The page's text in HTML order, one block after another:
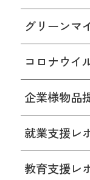
グリーンマ
コロナウイ
企業様物品
就業支援レ
教育支援レ